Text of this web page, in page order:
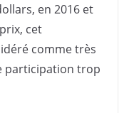
en 2016 et
cet
comme très
participation trop